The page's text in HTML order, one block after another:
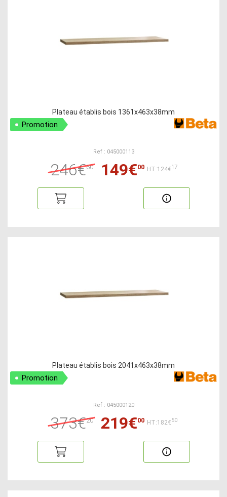
Plateau établis bois 1361x463x38mm
Promotion
Ref : 045000113
246€60 149€00 HT:124€17
Plateau établis bois 2041x463x38mm
Promotion
Ref : 045000120
373€20 219€00 HT:182€50